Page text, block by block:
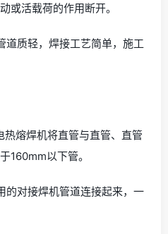
或活载荷的作用断开。
质轻，焊接工艺简单，施工
热熔焊机将直管与直管、直管
160mm以下管。
的对接焊机管道连接起来，一